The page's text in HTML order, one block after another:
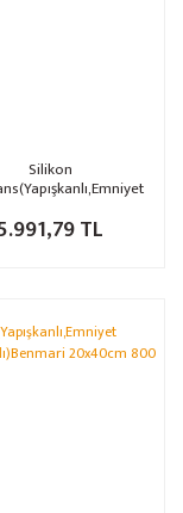
Silikon
750 WattTL